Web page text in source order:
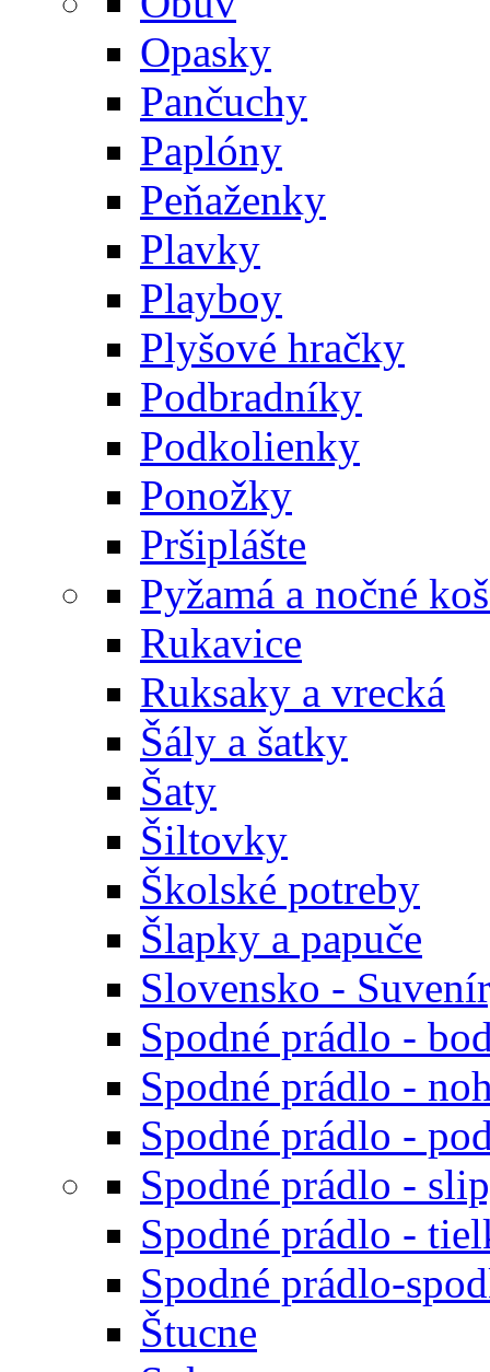
Opasky
Pančuchy
Paplóny
Peňaženky
Plavky
Playboy
Plyšové hračky
Podbradníky
Podkolienky
Ponožky
Pršiplášte
Pyžamá a nočné
Rukavice
Ruksaky a vrecká
Šály a šatky
Šaty
Šiltovky
Školské potreby
Šlapky a papuče
Slovensko -
Spodné prádlo -
Spodné prádlo -
Spodné prádlo -
Spodné prádlo -
Spodné prádlo -
Spodné prádlo-
Štucne